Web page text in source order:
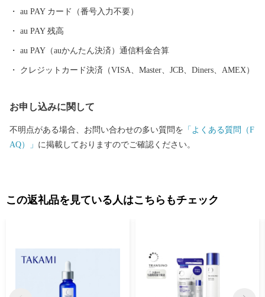
「日本有数の酒処」さらには「ゴムのまち」として、久留米の先
い。
au PAY カード（番号入力不要）
au PAY 残高
au PAY（auかんたん決済）通信料金合算
クレジットカード決済（VISA、Master、JCB、Diners、AMEX）
お申し込みに関して
不明点がある場合、お問い合わせの多い質問を 「よくある質問（F
AQ）」 に掲載しておりますのでご確認ください。
この返礼品を見ている人はこちらもチェック